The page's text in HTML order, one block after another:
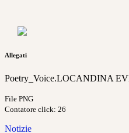
Allegati
Poetry_Voice.LOCANDINA
File PNG
Contatore click: 26
Notizie